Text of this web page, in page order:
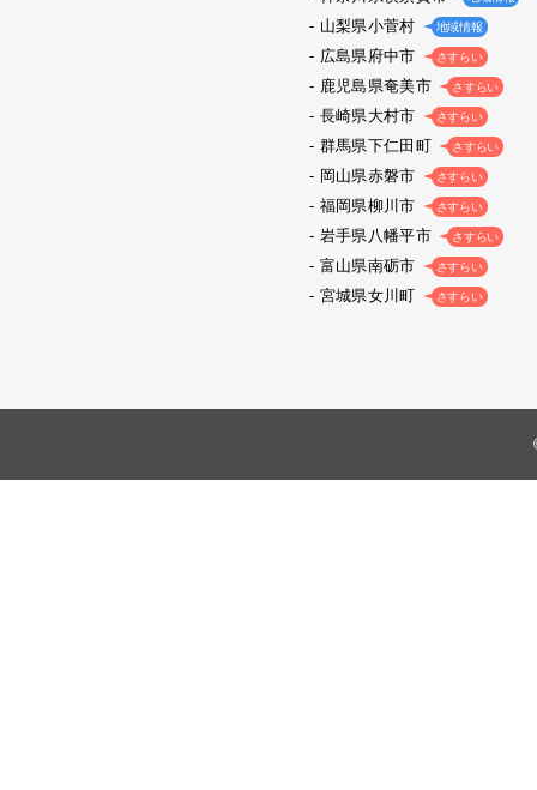
山梨県小菅村 地域情報
広島県府中市 さすらい
鹿児島県奄美市 さすらい
長崎県大村市 さすらい
群馬県下仁田町 さすらい
岡山県赤磐市 さすらい
福岡県柳川市 さすらい
岩手県八幡平市 さすらい
富山県南砺市 さすらい
宮城県女川町 さすらい